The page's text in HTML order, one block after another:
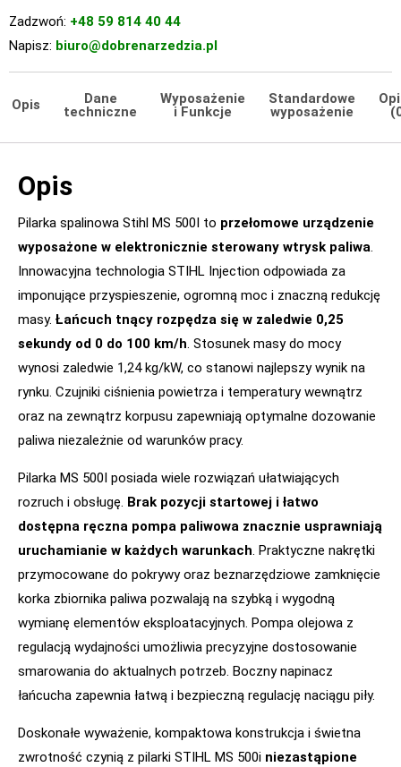
Zadzwoń: +48 59 814 40 44
Napisz: biuro@dobrenarzedzia.pl
Opis
Dane
techniczne
Wyposażenie
i Funkcje
Standardowe
wyposażenie
Opis
Pilarka spalinowa Stihl MS 500I to przełomowe urządzenie
wyposażone w elektronicznie sterowany wtrysk paliwa.
Innowacyjna technologia STIHL Injection odpowiada za
imponujące przyspieszenie, ogromną moc i znaczną redukcję
masy. Łańcuch tnący rozpędza się w zaledwie 0,25
sekundy od 0 do 100 km/h. Stosunek masy do mocy
wynosi zaledwie 1,24 kg/kW, co stanowi najlepszy wynik na
rynku. Czujniki ciśnienia powietrza i temperatury wewnątrz
oraz na zewnątrz korpusu zapewniają optymalne dozowanie
paliwa niezależnie od warunków pracy.
Pilarka MS 500I posiada wiele rozwiązań ułatwiających
rozruch i obsługę. Brak pozycji startowej i łatwo
dostępna ręczna pompa paliwowa znacznie usprawniają
uruchamianie w każdych warunkach. Praktyczne nakrętki
przymocowane do pokrywy oraz beznarzędziowe zamknięcie
korka zbiornika paliwa pozwalają na szybką i wygodną
wymianę elementów eksploatacyjnych. Pompa olejowa z
regulacją wydajności umożliwia precyzyjne dostosowanie
smarowania do aktualnych potrzeb. Boczny napinacz
łańcucha zapewnia łatwą i bezpieczną regulację naciągu piły.
Doskonałe wyważenie, kompaktowa konstrukcja i świetna
zwrotność czynią z pilarki STIHL MS 500i niezastąpione